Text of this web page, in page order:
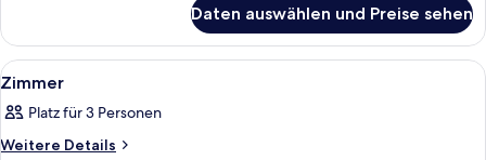
Daten auswählen und Preise sehen
Alle
Fotos
für
Zimmer
Ein Hotelzimmer mit Bett,
5
Zimmer
Platz für 3 Personen
Weitere Details
Weitere